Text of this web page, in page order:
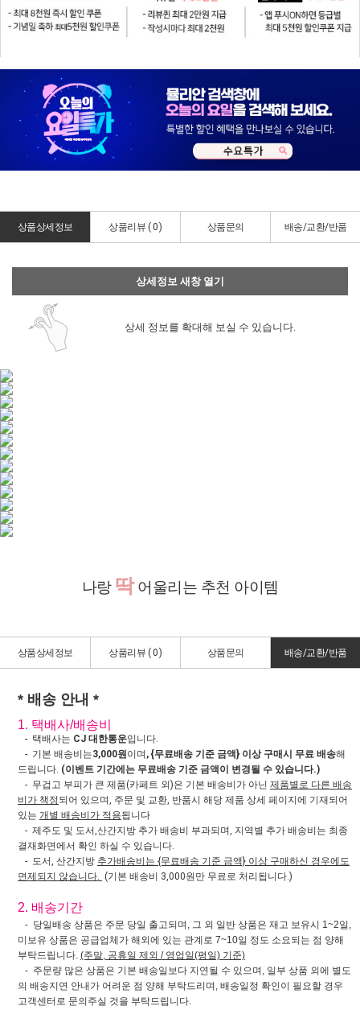
상품상세정보 상품리뷰 (0) 상품문의 배송/교환/반품
상세정보 새창 열기
상세 정보를 확대해 보실 수 있습니다.
나랑 딱어울리는 추천 아이템
상품상세정보 상품리뷰 (0) 상품문의 배송/교환/반품
* 배송 안내 *
1. 택배사/배송비
- 택배사는 CJ 대한통운입니다.
- 기본 배송비는3,000원이며, {무료배송 기준 금액} 이상 구매시 무료 배송해
드립니다. (이벤트 기간에는 무료배송 기준 금액이 변경될 수 있습니다.)
- 무겁고 부피가 큰 제품(카페트 외)은 기본 배송비가 아닌 제품별로 다른 배송
비가 책정되어 있으며, 주문 및 교환, 반품시 해당 제품 상세 페이지에 기재되어
있는 개별 배송비가 적용됩니다
- 제주도 및 도서,산간지방 추가 배송비 부과되며, 지역별 추가 배송비는 최종
결재화면에서 확인 하실 수 있습니다.
- 도서, 산간지방 추가배송비는 {무료배송 기준 금액} 이상 구매하신 경우에도
면제되지 않습니다.
(기본 배송비 3,000원만 무료로 처리됩니다.)
2. 배송기간
- 당일배송 상품은 주문 당일 출고되며, 그 외 일반 상품은 재고 보유시 1~2일,
미보유 상품은 공급업체가 해외에 있는 관계로 7~10일 정도 소요되는 점 양해
부탁드립니다. (주말, 공휴일 제외 / 영업일(평일) 기준)
- 주문량 많은 상품은 기본 배송일보다 지연될 수 있으며, 일부 상품 외에 별도
의 배송지연 안내가 어려운 점 양해 부탁드리며, 배송일정 확인이 필요할 경우
고객센터로 문의주실 것을 부탁드립니다.